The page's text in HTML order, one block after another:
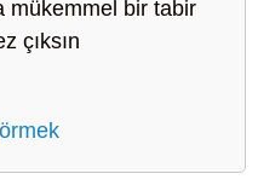
mükemmel bir tabir
çıksın